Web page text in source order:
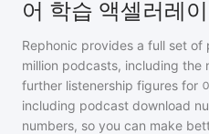
어 학습 액셀러레
Rephonic provides a full set
million podcasts, including the
further listenership figures for
including podcast download
numbers, so you can make